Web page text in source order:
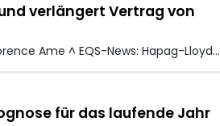
verlängert Vertrag von
Ame ^ EQS-News: Hapag-Lloyd…
für das laufende Jahr